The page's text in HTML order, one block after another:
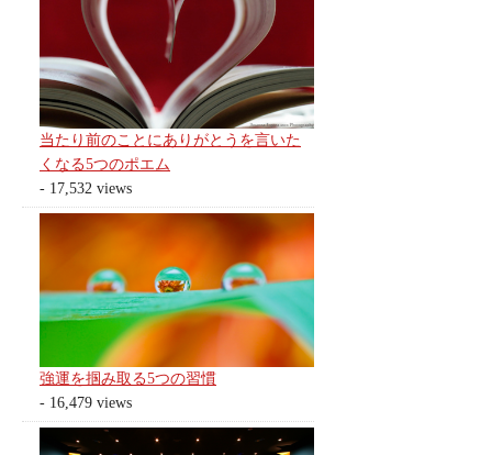
当たり前のことにありがとうを言いた
くなる5つのポエム
- 17,532 views
強運を掴み取る5つの習慣
- 16,479 views